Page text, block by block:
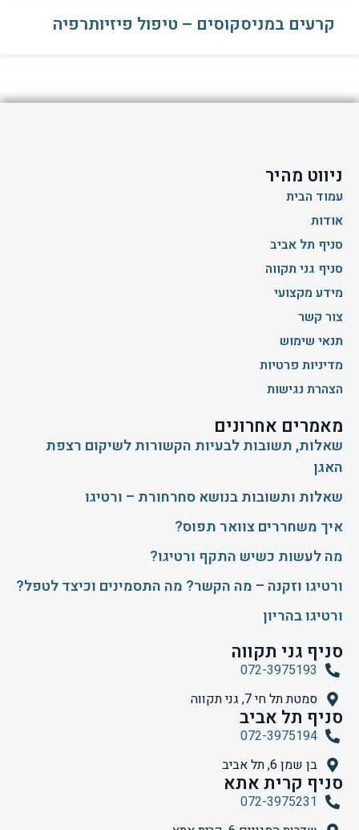
קרעים במניסקוסים – טיפול פיזיותרפיה
ניווט מהיר
עמוד הבית
אודות
סניף תל אביב
סניף גני תקווה
מידע מקצועי
צור קשר
תנאי שימוש
מדיניות פרטיות
הצהרת נגישות
מאמרים אחרונים
שאלות, תשובות לבעיות הקשורות לשיקום רצפת
האגן
שאלות ותשובות בנושא סחרחורת – ורטיגו
איך משחררים צוואר תפוס?
​מה לעשות כשיש התקף ורטיגו?
ורטיגו וזקנה – מה הקשר? מה התסמינים וכיצד לטפל?
ורטיגו בהריון
סניף גני תקווה
072-3975193
סמטת תל חי 7, גני תקווה
סניף תל אביב
072-3975194
בן שמן 6, תל אביב
סניף קרית אתא
072-3975231